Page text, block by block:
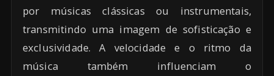
por músicas clássicas ou instrumentais,
transmitindo uma imagem de sofisticação e
exclusividade. A velocidade e o ritmo da
música também influenciam o